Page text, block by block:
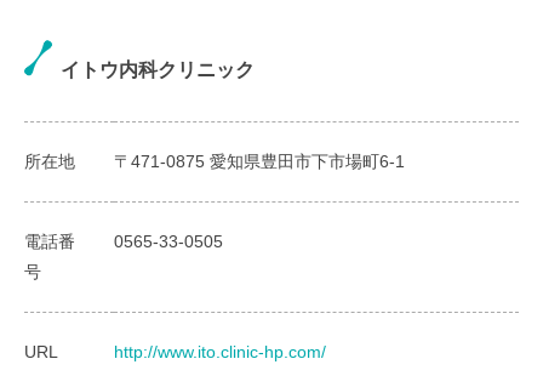
イトウ内科クリニック
所在地 〒471-0875 愛知県豊田市下市場町6-1
電話番
号
0565-33-0505
URL http://www.ito.clinic-hp.com/